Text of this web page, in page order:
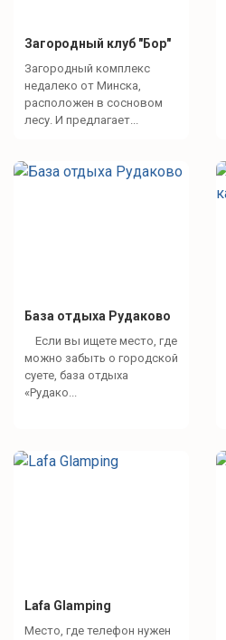
Загородный клуб "Бор"
Загородный комплекс
недалеко от Минска,
расположен в сосновом
лесу. И предлагает...
База отдыха Рудаково
Если вы ищете место, где
можно забыть о городской
суете, база отдыха
«Рудако...
Lafa Glamping
Место, где телефон нужен